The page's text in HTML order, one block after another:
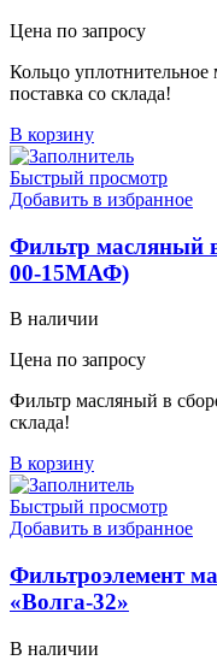
Цена по запросу
Кольцо
поставка со склада!
В корзину
Быстрый просмотр
Добавить в избранное
Фильтр масляный
00-15МАФ)
В наличии
Цена по запросу
Фильтр масляный в
склада!
В корзину
Быстрый просмотр
Добавить в избранное
Фильтроэлемент
«Волга-32»
В наличии